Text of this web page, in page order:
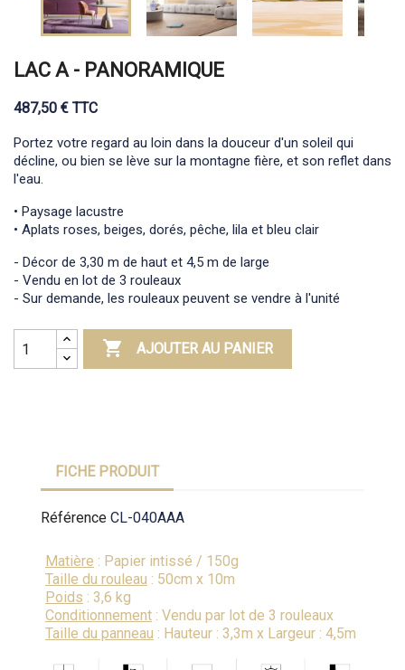
LAC A - PANORAMIQUE
487,50 € TTC
Portez votre regard au loin dans la douceur d'un soleil qui
décline, ou bien se lève sur la montagne fière, et son reflet dans
l'eau.
• Paysage lacustre
• Aplats roses, beiges, dorés, pêche, lila et bleu clair
- Décor de 3,30 m de haut et 4,5 m de large
- Vendu en lot de 3 rouleaux
- Sur demande, les rouleaux peuvent se vendre à l'unité
 AJOUTER AU PANIER
FICHE PRODUIT
Référence CL-040AAA
Matière : Papier intissé / 150g
Taille du rouleau : 50cm x 10m
Poids : 3,6 kg
Conditionnement : Vendu par lot de 3 rouleaux
Taille du panneau : Hauteur : 3,3m x Largeur : 4,5m